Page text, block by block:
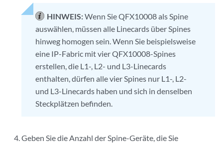
HINWEIS:Wenn Sie QFX10008 als Spine
auswählen, müssen alle Linecards über Spines
hinweg homogen sein. Wenn Sie beispielsweise
eine IP-Fabric mit vier QFX10008-Spines
erstellen, die L1-, L2- und L3-Linecards
enthalten, dürfen alle vier Spines nur L1-, L2-
und L3-Linecards haben und sich in denselben
Steckplätzen befinden.
Geben Sie die Anzahl der Spine-Geräte, die Sie